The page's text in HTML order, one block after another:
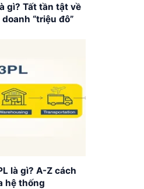
gì? Tất tần tật về
“triệu đô”
là gì? A-Z cách
hệ thống